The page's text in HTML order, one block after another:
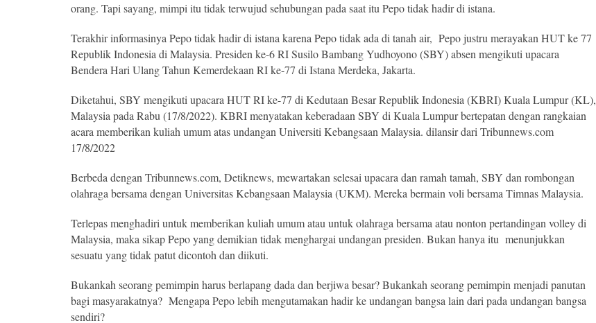
orang. Tapi sayang, mimpi itu tidak terwujud sehubungan pada saat itu Pepo tidak hadir di istana.
Terakhir informasinya Pepo tidak hadir di istana karena Pepo tidak ada di tanah air, Pepo justru merayakan HUT ke 77
Republik Indonesia di Malaysia. Presiden ke-6 RI Susilo Bambang Yudhoyono (SBY) absen mengikuti upacara
Bendera Hari Ulang Tahun Kemerdekaan RI ke-77 di Istana Merdeka, Jakarta.
Diketahui, SBY mengikuti upacara HUT RI ke-77 di Kedutaan Besar Republik Indonesia (KBRI) Kuala Lumpur (KL),
Malaysia pada Rabu (17/8/2022). KBRI menyatakan keberadaan SBY di Kuala Lumpur bertepatan dengan rangkaian
acara memberikan kuliah umum atas undangan Universiti Kebangsaan Malaysia. dilansir dari Tribunnews.com
17/8/2022
Berbeda dengan Tribunnews.com, Detiknews, mewartakan selesai upacara dan ramah tamah, SBY dan rombongan
olahraga bersama dengan Universitas Kebangsaan Malaysia (UKM). Mereka bermain voli bersama Timnas Malaysia.
Terlepas menghadiri untuk memberikan kuliah umum atau untuk olahraga bersama atau nonton pertandingan volley di
Malaysia, maka sikap Pepo yang demikian tidak menghargai undangan presiden. Bukan hanya itu menunjukkan
sesuatu yang tidak patut dicontoh dan diikuti.
Bukankah seorang pemimpin harus berlapang dada dan berjiwa besar? Bukankah seorang pemimpin menjadi panutan
bagi masyarakatnya? Mengapa Pepo lebih mengutamakan hadir ke undangan bangsa lain dari pada undangan bangsa
sendiri?